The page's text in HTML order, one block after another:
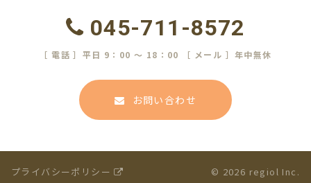
045-711-8572
［ 電話 ］平日 9：00 ～ 18：00 ［ メール ］年中無休
お問い合わせ
プライバシーポリシー © 2026 regiol Inc.